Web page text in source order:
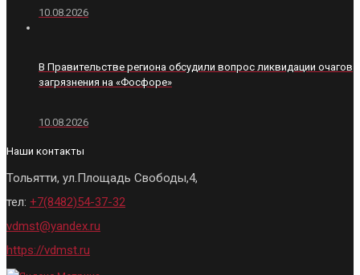
10.08.2026
В Правительстве региона обсудили вопрос ликвидации очагов
загрязнения на «Фосфоре»
10.08.2026
Наши контакты
Тольятти, ул.Площадь Свободы,4,
тел: +7(8482)54-37-32
vdmst@yandex.ru
https://vdmst.ru